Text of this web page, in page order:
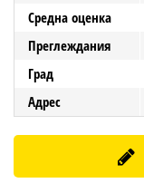
Средна оценка
Преглеждания
Град
Адрес